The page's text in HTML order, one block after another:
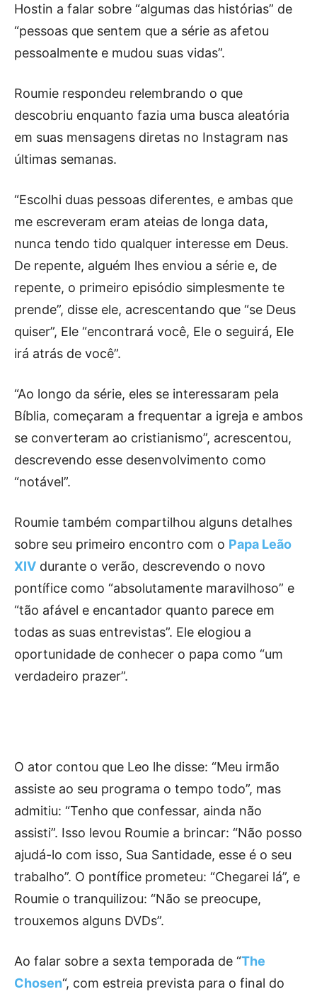
Hostin a falar sobre “algumas das histórias” de
“pessoas que sentem que a série as afetou
pessoalmente e mudou suas vidas”.
Roumie respondeu relembrando o que
descobriu enquanto fazia uma busca aleatória
em suas mensagens diretas no Instagram nas
últimas semanas.
“Escolhi duas pessoas diferentes, e ambas que
me escreveram eram ateias de longa data,
nunca tendo tido qualquer interesse em Deus.
De repente, alguém lhes enviou a série e, de
repente, o primeiro episódio simplesmente te
prende”, disse ele, acrescentando que “se Deus
quiser”, Ele “encontrará você, Ele o seguirá, Ele
irá atrás de você”.
“Ao longo da série, eles se interessaram pela
Bíblia, começaram a frequentar a igreja e ambos
se converteram ao cristianismo”, acrescentou,
descrevendo esse desenvolvimento como
“notável”.
Roumie também compartilhou alguns detalhes
sobre seu primeiro encontro com o Papa Leão
XIV durante o verão, descrevendo o novo
pontífice como “absolutamente maravilhoso” e
“tão afável e encantador quanto parece em
todas as suas entrevistas”. Ele elogiou a
oportunidade de conhecer o papa como “um
verdadeiro prazer”.
O ator contou que Leo lhe disse: “Meu irmão
assiste ao seu programa o tempo todo”, mas
admitiu: “Tenho que confessar, ainda não
assisti”. Isso levou Roumie a brincar: “Não posso
ajudá-lo com isso, Sua Santidade, esse é o seu
trabalho”. O pontífice prometeu: “Chegarei lá”, e
Roumie o tranquilizou: “Não se preocupe,
trouxemos alguns DVDs”.
Ao falar sobre a sexta temporada de “The
Chosen“, com estreia prevista para o final do